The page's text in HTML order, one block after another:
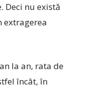
Deci nu există
extragerea
la an, rata de
încât, în